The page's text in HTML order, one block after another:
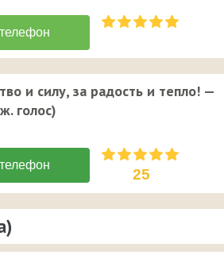
и силу, за радость и тепло! —
голос)
25